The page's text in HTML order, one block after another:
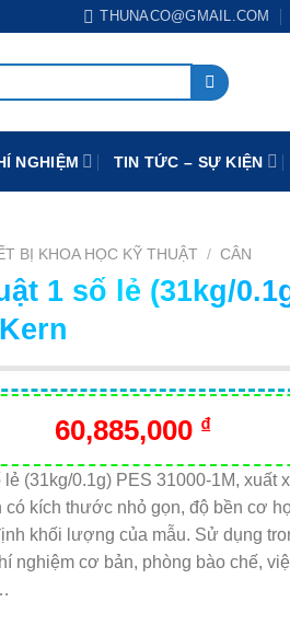
THUNACO@GMAIL.COM
NGHIỆM TIN TỨC – SỰ KIỆN
BỊ KHOA HỌC KỸ THUẬT / CÂN
1 số lẻ (31kg/
60,885,000 ₫
lẻ (31kg/0.1g) PES 31000-1M, xuất
có kích thước nhỏ gọn, độ bền cơ
khối lượng của mẫu. Sử dụng
nghiệm cơ bản, phòng bào chế,